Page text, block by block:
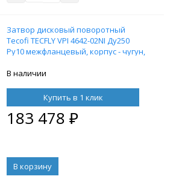
Затвор дисковый поворотный
Tecofi TECFLY VPI 4642-02NI Ду250
Ру10 межфланцевый, корпус - чугун,
уплотнение - NBR, с рукояткой
В наличии
Купить в 1 клик
183 478 ₽
В корзину